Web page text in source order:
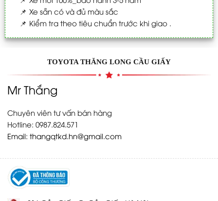
📌 Xe sẵn có và đủ màu sắc
📌 Kiểm tra theo tiêu chuẩn trước khi giao .
TOYOTA THĂNG LONG CẦU GIẤY
Mr Thắng
Chuyên viên tư vấn bán hàng
Hotline: 0987.824.571
Email: thangqtkd.hn@gmail.com